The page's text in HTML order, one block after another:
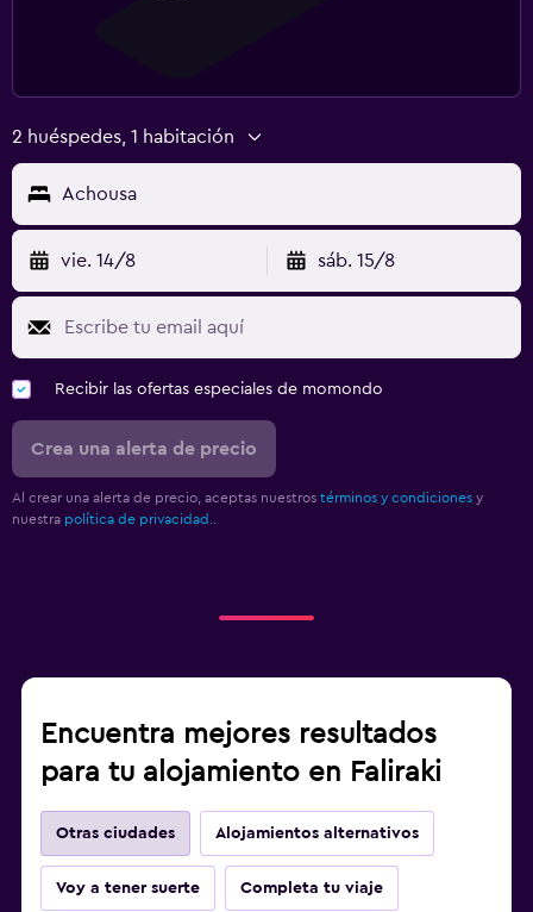
2 huéspedes, 1 habitación
Achousa
vie. 14/8 sáb. 15/8
Recibir las ofertas especiales de momondo
Crea una alerta de precio
Al crear una alerta de precio, aceptas nuestros términos y condiciones y
nuestra política de privacidad.
Encuentra mejores resultados
para tu alojamiento en Faliraki
Otras ciudades Alojamientos alternativos
Voy a tener suerte Completa tu viaje